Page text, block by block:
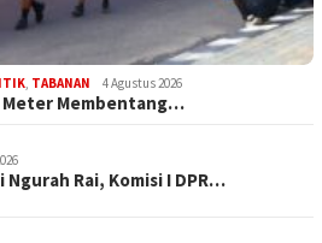
, TABANAN 4 Agustus 2026
Meter Membentang…
Ngurah Rai, Komisi I DPR…